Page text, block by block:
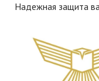
Надежная защита